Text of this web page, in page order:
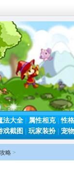
法大全 属性相克|性
戏截图 玩家装扮| 宠
略 >